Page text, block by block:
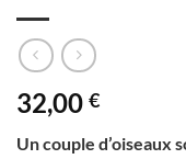
32,00 €
Un couple d’oiseaux